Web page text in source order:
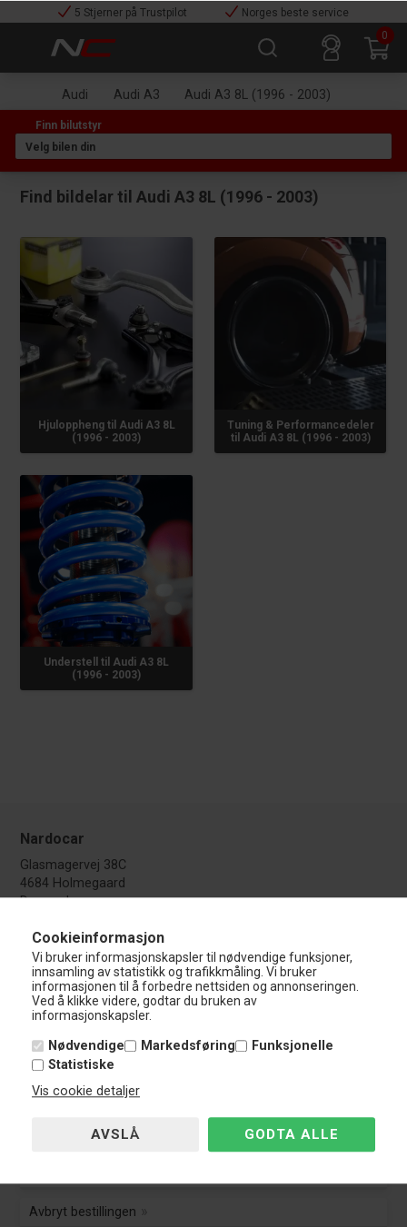
Cookieinformasjon
Vi bruker informasjonskapsler til nødvendige funksjoner,
innsamling av statistikk og trafikkmåling. Vi bruker
informasjonen til å forbedre nettsiden og annonseringen.
Ved å klikke videre, godtar du bruken av
informasjonskapsler.
Nødvendige Markedsføring
Funksjonelle
Statistiske
Vis cookie detaljer
5 Stjerner på Trustpilot
Norges beste service
0
Audi Audi A3 Audi A3 8L (1996 - 2003)
Find bildelar til Audi A3 8L (1996 - 2003)
Hjuloppheng til Audi A3 8L
(1996 - 2003)
Tuning & Performancedeler
til Audi A3 8L (1996 - 2003)
Understell til Audi A3 8L
(1996 - 2003)
Nardocar
Glasmagervej 38C
4684 Holmegaard
Danmark
Kundeservice
Tel.: +45 69 15 73 02
info@nardocar.no
Åpningstider - Telefon / E-mail
Du kan skrive og ringe til oss i følgende perioder:
Man - Tor:10:00 - 15:00
Fredag:
10:00 - 14:00
Kundeservice
Avbryt bestillingen